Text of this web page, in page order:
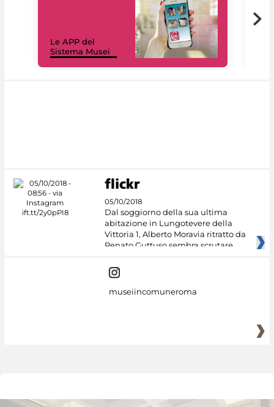
Le APP del
Sistema Musei
05/10/2018
Dal soggiorno della sua ultima
abitazione in Lungotevere della
Vittoria 1, Alberto Moravia ritratto da
Renato Guttuso sembra scrutare
museiincomuneroma